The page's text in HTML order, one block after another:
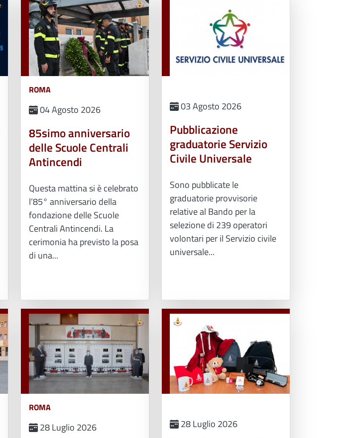
ROMA
04 Agosto 2026
85simo anniversario
delle Scuole Centrali
Antincendi
Questa mattina si è celebrato
l’85° anniversario della
fondazione delle Scuole
Centrali Antincendi. La
cerimonia ha previsto la posa
di una...
03 Agosto 2026
Pubblicazione
graduatorie Servizio
Civile Universale
Sono pubblicate le
graduatorie provvisorie
relative al Bando per la
selezione di 239 operatori
volontari per il Servizio civile
universale...
ROMA
28 Luglio 2026 28 Luglio 2026